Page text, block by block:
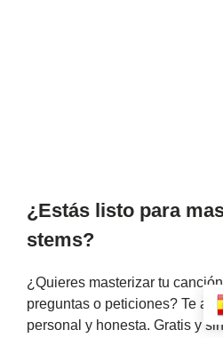
¿Estás listo para
stems?
¿Quieres masterizar tu
preguntas o peticiones? Te
personal y honesta. Gratis y